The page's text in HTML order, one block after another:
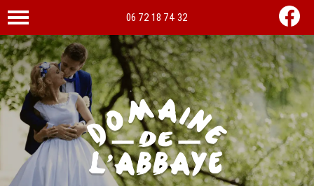
06 72 18 74 32